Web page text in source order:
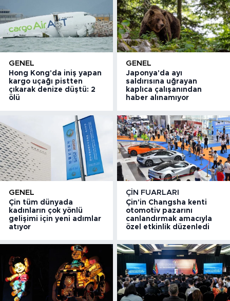
GENEL
Hong Kong'da iniş yapan
kargo uçağı pistten
çıkarak denize düştü: 2
ölü
GENEL
Japonya'da ayı
saldırısına uğrayan
kaplıca çalışanından
haber alınamıyor
GENEL
Çin tüm dünyada
kadınların çok yönlü
gelişimi için yeni adımlar
atıyor
ÇIN FUARLARI
Çin'in Changsha kenti
otomotiv pazarını
canlandırmak amacıyla
özel etkinlik düzenledi